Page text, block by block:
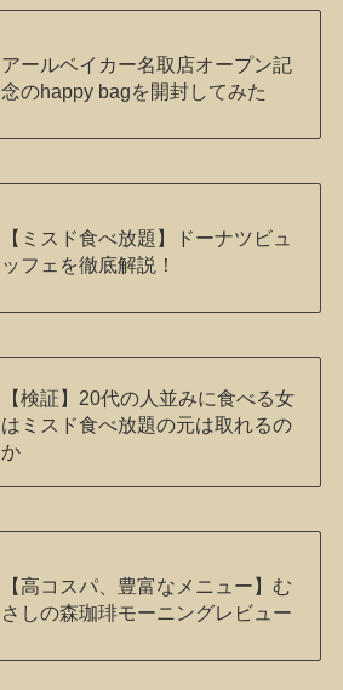
アールベイカー名取店オープン記
念のhappy bagを開封してみた
【ミスド食べ放題】ドーナツビュ
ッフェを徹底解説！
【検証】20代の人並みに食べる女
はミスド食べ放題の元は取れるの
か
【高コスパ、豊富なメニュー】む
さしの森珈琲モーニングレビュー